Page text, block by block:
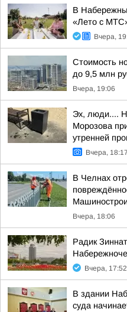
В
«Лето с
Вчера,
Стоимость
до 9,5 млн
Вчера, 19:06
Эх, люди....
Морозова
утренней
Вчера, 18:17
В Челнах
Вчера, 18:06
Радик
Вчера, 17:52
В здании
суда